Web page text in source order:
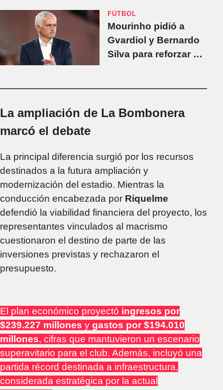
FÚTBOL
Mourinho pidió a
Gvardiol y Bernardo
Silva para reforzar al
La ampliación de La Bombonera
marcó el debate
La principal diferencia surgió por los recursos
destinados a la futura ampliación y
modernización del estadio. Mientras la
conducción encabezada por Riquelme
defendió la viabilidad financiera del proyecto, los
representantes vinculados al macrismo
cuestionaron el destino de parte de las
inversiones previstas y rechazaron el
presupuesto.
El plan económico proyectó ingresos por
$239.227 millones y gastos por $194.010
millones, cifras que mantuvieron un escenario
superavitario para el club. Además, incluyó una
partida récord destinada a infraestructura,
considerada estratégica por la actual